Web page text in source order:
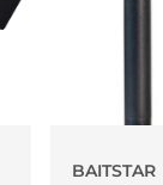
BAITSTAR